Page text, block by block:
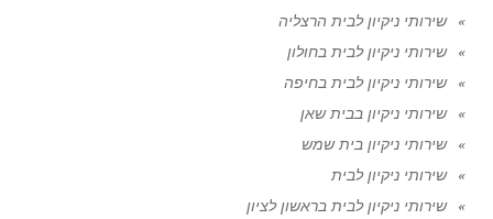
שירותי ניקיון לבית הרצליה
שירותי ניקיון לבית בחולון
שירותי ניקיון לבית בחיפה
שירותי ניקיון בבית שאן
שירותי ניקיון בית שמש
שירותי ניקיון לבית
שירותי ניקיון לבית בראשון לציון